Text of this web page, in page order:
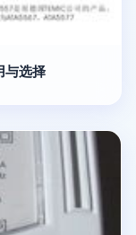
与选择